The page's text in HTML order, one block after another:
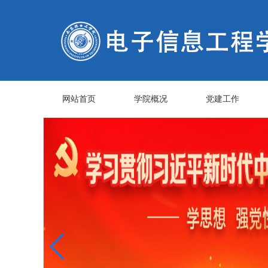
网站首页 学院概况 党建工作